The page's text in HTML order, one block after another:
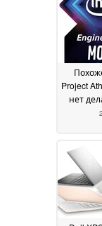
Project
нет